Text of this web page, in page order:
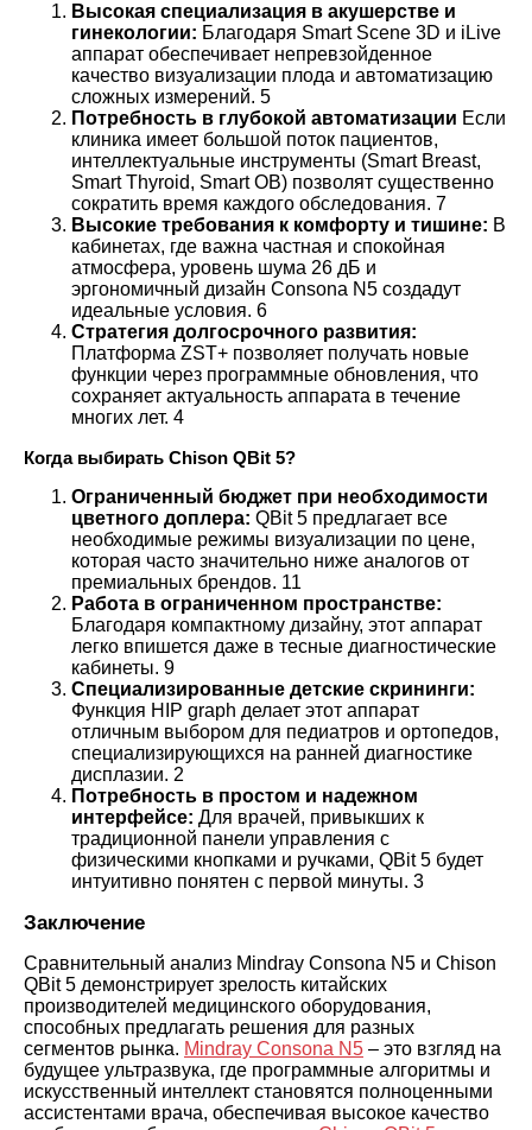
Высокая специализация в акушерстве и
гинекологии: Благодаря Smart Scene 3D и iLive
аппарат обеспечивает непревзойденное
качество визуализации плода и автоматизацию
сложных измерений. 5
Потребность в глубокой автоматизации Если
клиника имеет большой поток пациентов,
интеллектуальные инструменты (Smart Breast,
Smart Thyroid, Smart OB) позволят существенно
сократить время каждого обследования. 7
Высокие требования к комфорту и тишине: В
кабинетах, где важна частная и спокойная
атмосфера, уровень шума 26 дБ и
эргономичный дизайн Consona N5 создадут
идеальные условия. 6
Стратегия долгосрочного развития:
Платформа ZST+ позволяет получать новые
функции через программные обновления, что
сохраняет актуальность аппарата в течение
многих лет. 4
Когда выбирать Chison QBit 5?
Ограниченный бюджет при необходимости
цветного доплера: QBit 5 предлагает все
необходимые режимы визуализации по цене,
которая часто значительно ниже аналогов от
премиальных брендов. 11
Работа в ограниченном пространстве:
Благодаря компактному дизайну, этот аппарат
легко впишется даже в тесные диагностические
кабинеты. 9
Специализированные детские скрининги:
Функция HIP graph делает этот аппарат
отличным выбором для педиатров и ортопедов,
специализирующихся на ранней диагностике
дисплазии. 2
Потребность в простом и надежном
интерфейсе: Для врачей, привыкших к
традиционной панели управления с
физическими кнопками и ручками, QBit 5 будет
интуитивно понятен с первой минуты. 3
Заключение
Сравнительный анализ Mindray Consona N5 и Chison
QBit 5 демонстрирует зрелость китайских
производителей медицинского оборудования,
способных предлагать решения для разных
сегментов рынка. Mindray Consona N5 – это взгляд на
будущее ультразвука, где программные алгоритмы и
искусственный интеллект становятся полноценными
ассистентами врача, обеспечивая высокое качество